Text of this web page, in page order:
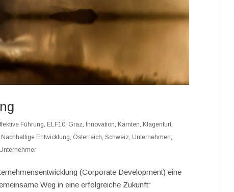
Führung, ELF10, Graz, Innovation, Kärnten, Klagenfurt,
Nachhaltige Entwicklung, Österreich,Schweiz, Unternehmen,
Unternehmer
(Corporate Development) eine
Weg in eine erfolgreiche Zukunft“